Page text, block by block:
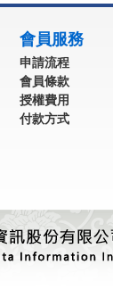
會員服務
申請流程
會員條款
授權費用
付款方式